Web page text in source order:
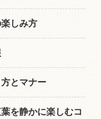
しみ方
とマナー
を静かに楽しむコ